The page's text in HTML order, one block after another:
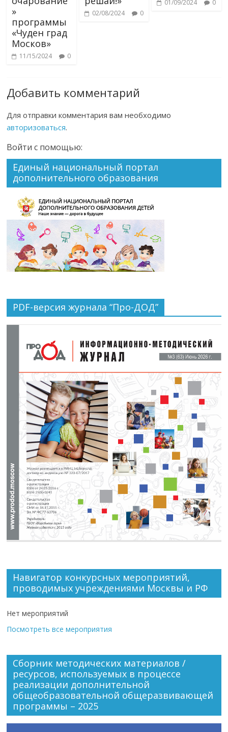
»
программы
«Чуден град
Москов»
11/15/2024 0
02/08/2024 0
01/09/2024 0
Добавить комментарий
Для отправки комментария вам необходимо
авторизоваться.
Войти с помощью:
Единый национальный портал
дополнительного образования
PDF-версия журнала “Про-ДОД”
Навигатор конкурсных мероприятий,
проводимых учреждениями Москвы и РФ
Нет мероприятий
Посмотреть все мероприятия
Сборник методических материалов /
ресурсов, используемых в процессе
реализации дополнительной
общеобразовательной общеразвивающей
программы – 2025